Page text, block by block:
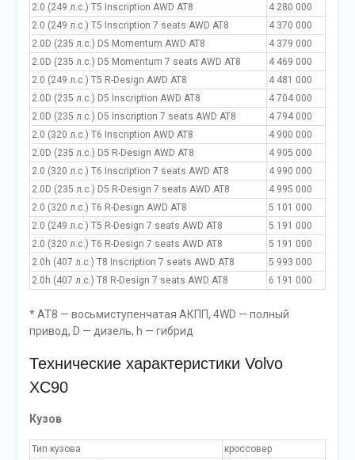
2.0 (249 л.с.) T5 Inscription AWD AT8
4 280 000
2.0 (249 л.с.) T5 Inscription 7 seats AWD AT8
4 370 000
2.0D (235 л.с.) D5 Momentum AWD AT8
4 379 000
2.0D (235 л.с.) D5 Momentum 7 seats AWD AT8
4 469 000
2.0 (249 л.с.) T5 R-Design AWD AT8
4 481 000
2.0D (235 л.с.) D5 Inscription AWD AT8
4 704 000
2.0D (235 л.с.) D5 Inscription 7 seats AWD AT8
4 794 000
2.0 (320 л.с.) T6 Inscription AWD AT8
4 900 000
2.0D (235 л.с.) D5 R-Design AWD AT8
4 905 000
2.0 (320 л.с.) T6 Inscription 7 seats AWD AT8
4 990 000
2.0D (235 л.с.) D5 R-Design 7 seats AWD AT8
4 995 000
2.0 (320 л.с.) T6 R-Design AWD AT8
5 101 000
2.0 (249 л.с.) T5 R-Design 7 seats AWD AT8
5 191 000
2.0 (320 л.с.) T6 R-Design 7 seats AWD AT8
5 191 000
2.0h (407 л.с.) T8 Inscription 7 seats AWD AT8
5 993 000
2.0h (407 л.с.) T8 R-Design 7 seats AWD AT8
6 191 000
* AT8 — восьмиступенчатая АКПП, 4WD — полный
привод, D — дизель, h — гибрид
Технические характеристики Volvo
XC90
Кузов
Тип кузова
кроссовер